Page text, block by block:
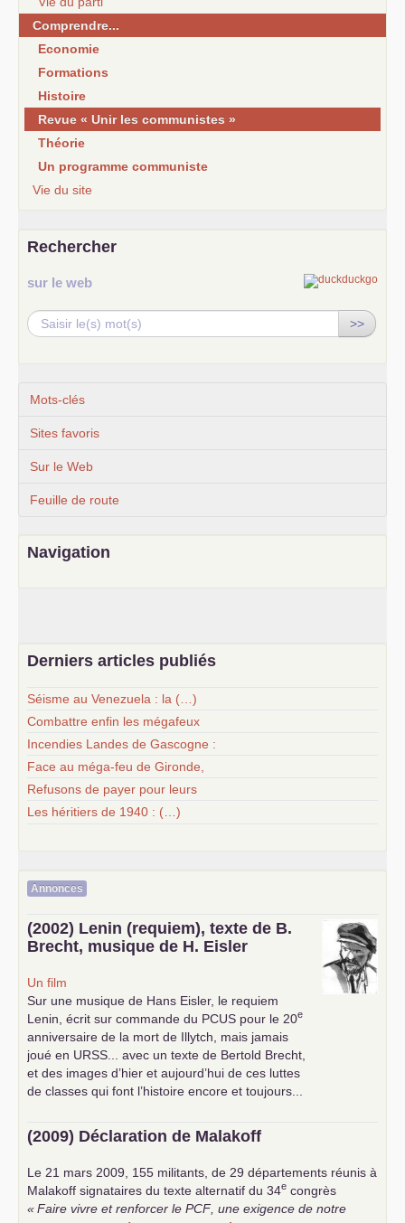
Comprendre...
Economie
Formations
Histoire
Revue « Unir les communistes »
Théorie
Un programme communiste
Vie du site
Rechercher
sur le web
>>
Mots-clés
Sites favoris
Sur le Web
Feuille de route
Navigation
Derniers articles publiés
Séisme au Venezuela : la (…)
Combattre enfin les mégafeux
Incendies Landes de Gascogne :
Face au méga-feu de Gironde,
Refusons de payer pour leurs
Les héritiers de 1940 : (…)
Annonces
(2002) Lenin (requiem), texte de B.
Brecht, musique de H. Eisler
Un film
Sur une musique de Hans Eisler, le requiem
Lenin, écrit sur commande du PCUS pour le 20e
anniversaire de la mort de Illytch, mais jamais
joué en URSS ... avec un texte de Bertold Brecht,
et des images d’hier et aujourd’hui de ces luttes
de classes qui font l’histoire encore et toujours...
(2009) Déclaration de Malakoff
Le 21 mars 2009, 155 militants, de 29 départements réunis à
Malakoff signataires du texte alternatif du 34e congrès
«Faire vivre et renforcer le PCF , une exigence de notre